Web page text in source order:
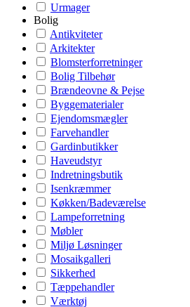
Urmager
Bolig
Antikviteter
Arkitekter
Blomsterforretninger
Bolig Tilbehør
Brændeovne & Pejse
Byggematerialer
Ejendomsmægler
Farvehandler
Gardinbutikker
Haveudstyr
Indretningsbutik
Isenkræmmer
Køkken/Badeværelse
Lampeforretning
Møbler
Miljø Løsninger
Mosaikgalleri
Sikkerhed
Tæppehandler
Værktøj